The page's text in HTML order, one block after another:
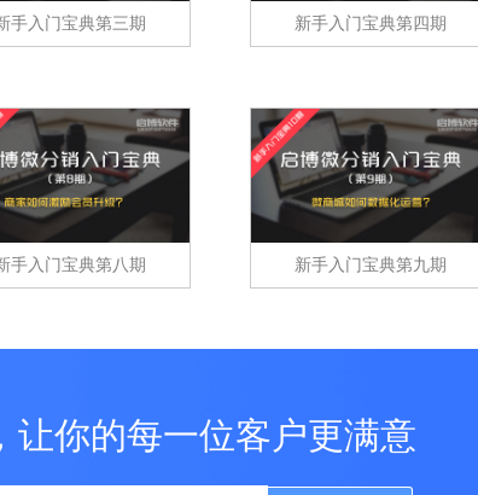
手入门宝典第三期 新手入门宝典第四期
手入门宝典第八期 新手入门宝典第九期
让你的每一位客户更满意